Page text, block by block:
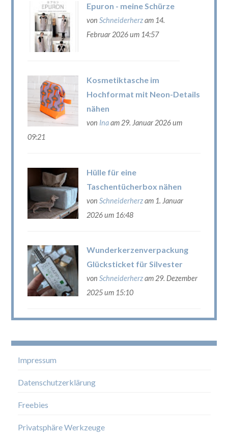
Epuron - meine Schürze
von Schneiderherzam 14.
Februar 2026 um 14:57
Kosmetiktasche im
Hochformat mit Neon-Details
nähen
von Inaam 29. Januar 2026 um
09:21
Hülle für eine
Taschentücherbox nähen
von Schneiderherzam 1. Januar
2026 um 16:48
Wunderkerzenverpackung
Glücksticket für Silvester
von Schneiderherzam 29. Dezember
2025 um 15:10
Impressum
Datenschutzerklärung
Freebies
Privatsphäre Werkzeuge